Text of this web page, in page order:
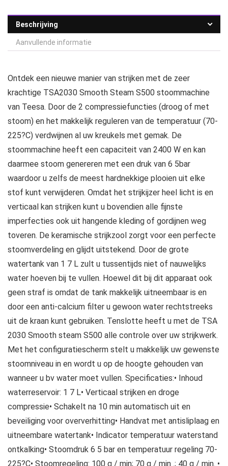
Beschrijving
Aanvullende informatie
Ontdek een nieuwe manier van strijken met de zeer
krachtige TSA2030 Smooth Steam S500 stoommachine
van Teesa. Door de 2 compressiefuncties (droog of met
stoom) en het makkelijk reguleren van de temperatuur (70-
225?C) verdwijnen al uw kreukels met gemak. De
stoommachine heeft een capaciteit van 2400 W en kan
daarmee stoom genereren met een druk van 6 5bar
waardoor u zelfs de meest hardnekkige plooien uit elke
stof kunt verwijderen. Omdat het strijkijzer heel licht is en
verticaal kan strijken kunt u bovendien alle fijnste
imperfecties ook uit hangende kleding of gordijnen weg
toveren. De keramische strijkzool zorgt voor een perfecte
stoomverdeling en glijdt uitstekend. Door de grote
watertank van 1 7 L zult u tussentijds niet of nauwelijks
water hoeven bij te vullen. Hoewel dit bij dit apparaat ook
geen straf is omdat de tank makkelijk uitneembaar is en
door een anti-calcium filter u gewoon water rechtstreeks
uit de kraan kunt gebruiken. Tenslotte heeft u met de TSA
2030 Smooth steam S500 alle controle over uw strijkwerk.
Met het configuratiescherm stelt u makkelijk uw gewenste
stoomniveau in en wordt u op de hoogte gehouden van
wanneer u bv water moet vullen. Specificaties:• Inhoud
waterreservoir: 1 7 L• Verticaal strijken en droge
compressie• Schakelt na 10 min automatisch uit en
beveiliging voor oververhitting• Handvat met antisliplaag en
uitneembare watertank• Indicator temperatuur waterstand
ontkalking• Stoomdruk 6 5 bar en temperatuur regeling 70-
225?C• Stoomregeling: 100 g / min; 70 g / min .; 40 g / min. •